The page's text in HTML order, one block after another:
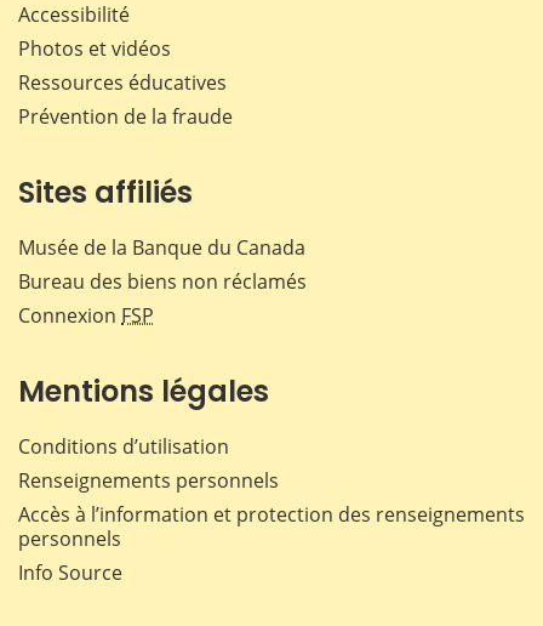
Accessibilité
Photos et vidéos
Ressources éducatives
Prévention de la fraude
Sites affiliés
Musée de la Banque du Canada
Bureau des biens non réclamés
Connexion FSP
Mentions légales
Conditions d’utilisation
Renseignements personnels
Accès à l’information et protection des renseignements
personnels
Info Source